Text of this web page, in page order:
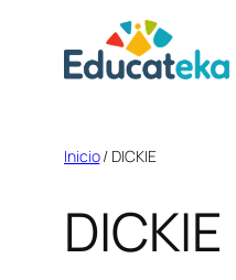
Inicio/ DICKIE
DICKIE